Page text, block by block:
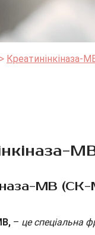
Креатинінкіназа-
МВ (CK-
– це спеціальна